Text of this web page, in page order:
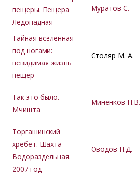
пещеры. Пещера
Ледопадная
Муратов С.
Тайная вселенная
под ногами:
невидимая жизнь
пещер
Столяр М. А.
Так это было.
Мчишта
Миненков П.В.
Торгашинский
хребет. Шахта
Водораздельная.
2007 год
Оводов Н.Д.